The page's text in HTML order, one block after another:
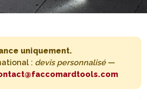
uniquement.
: devis personnalisé—